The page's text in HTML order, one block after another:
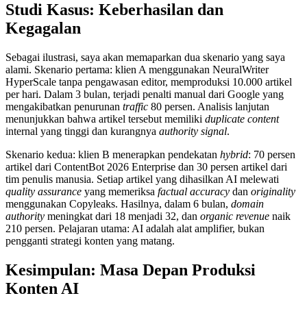
Studi Kasus: Keberhasilan dan
Kegagalan
Sebagai ilustrasi, saya akan memaparkan dua skenario yang saya
alami. Skenario pertama: klien A menggunakan NeuralWriter
HyperScale tanpa pengawasan editor, memproduksi 10.000 artikel
per hari. Dalam 3 bulan, terjadi penalti manual dari Google yang
mengakibatkan penurunan traffic 80 persen. Analisis lanjutan
menunjukkan bahwa artikel tersebut memiliki duplicate content
internal yang tinggi dan kurangnya authority signal.
Skenario kedua: klien B menerapkan pendekatan hybrid: 70 persen
artikel dari ContentBot 2026 Enterprise dan 30 persen artikel dari
tim penulis manusia. Setiap artikel yang dihasilkan AI melewati
quality assurance yang memeriksa factual accuracy dan originality
menggunakan Copyleaks. Hasilnya, dalam 6 bulan, domain
authority meningkat dari 18 menjadi 32, dan organic revenue naik
210 persen. Pelajaran utama: AI adalah alat amplifier, bukan
pengganti strategi konten yang matang.
Kesimpulan: Masa Depan Produksi
Konten AI